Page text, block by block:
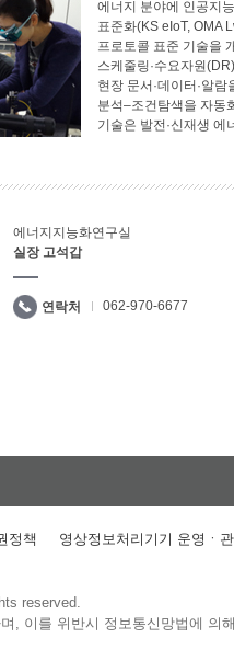
에너지 분야에 인공지
표준화(KS eIoT, OMA
프로토콜 표준 기술을
스케줄링·수요자원
현장 문서·데이터·알
분석–조건탐색을 자동
기술은 발전·신재생 에
에너지지능화연구실
실장 고석갑
연락처 062-970-6677
정책 영상정보처리기기 운영ㆍ
reserved.
, 이를 위반시 정보통신망법에 의